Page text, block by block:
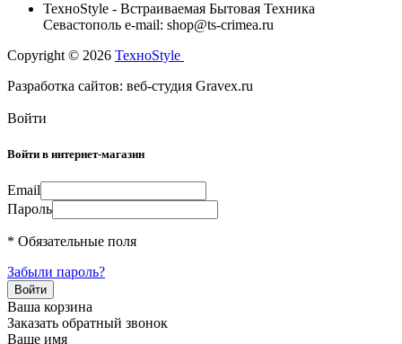
TexноStyle - Встраиваемая Бытовая Техника
Севастополь e-mail: shop@ts-crimea.ru
Copyright © 2026 TexноStyle
Разработка сайтов: веб-студия Gravex.ru
Войти
Войти в интернет-магазин
Email
Пароль
* Обязательные поля
Забыли пароль?
Ваша корзина
Заказать обратный звонок
Ваше имя